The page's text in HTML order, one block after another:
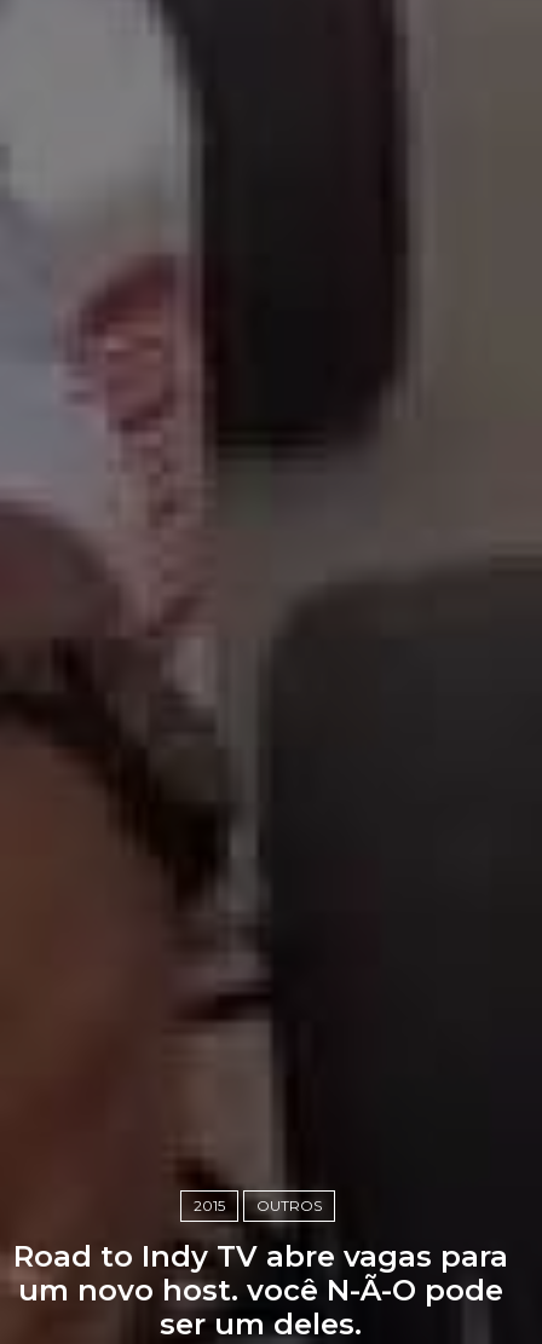
2015 OUTROS
Road to Indy TV abre vagas para
um novo host. você N-Ã-O pode
ser um deles.